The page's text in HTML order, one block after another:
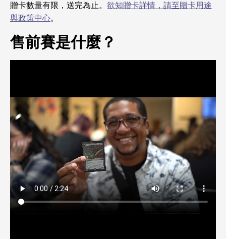
贈卡數量有限，送完為止。 欲知贈卡詳情，請至贈卡用途
與政策中心。
售前賽是什麼？